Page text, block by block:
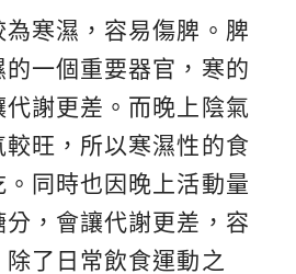
寒濕，容易傷脾。脾
一個重要器官，寒的
謝更差。而晚上陰氣
旺，所以寒濕性的食
同時也因晚上活動量
分，會讓代謝更差，容
了日常飲食運動之